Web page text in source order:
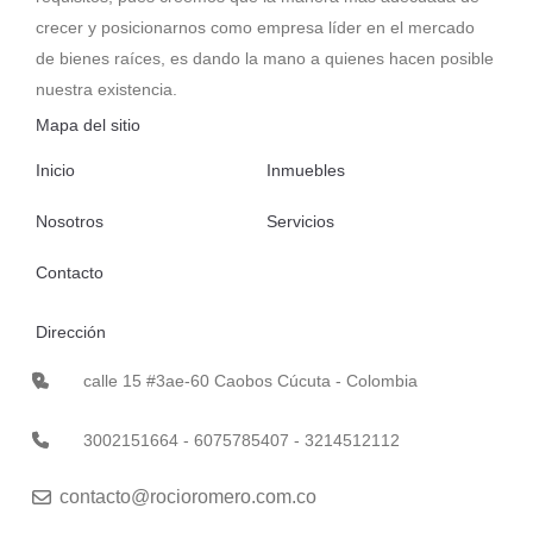
crecer y posicionarnos como empresa líder en el mercado
de bienes raíces, es dando la mano a quienes hacen posible
nuestra existencia.
Mapa del sitio
Inicio Inmuebles
Nosotros Servicios
Contacto
Dirección
calle 15 #3ae-60 Caobos Cúcuta - Colombia
3002151664 - 6075785407 - 3214512112
contacto@rocioromero.com.co